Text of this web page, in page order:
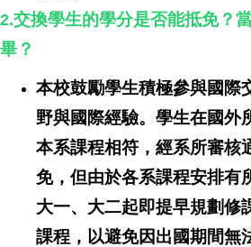
2.交換學生的學分是否能抵免？
畢？
本校鼓勵學生積極參與國際
野與國際經驗。學生在國外
本系課程相符，經系所審核
免，但由於各系課程安排有
大一、大二起即提早規劃修
課程，以避免因出國期間無